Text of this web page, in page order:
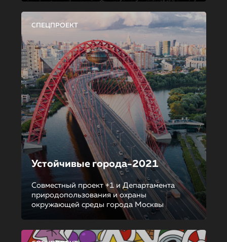
СПЕЦПРОЕКТ
Устойчивые города-2021
Совместный проект +1 и Департамента
природопользования и охраны
окружающей среды города Москвы